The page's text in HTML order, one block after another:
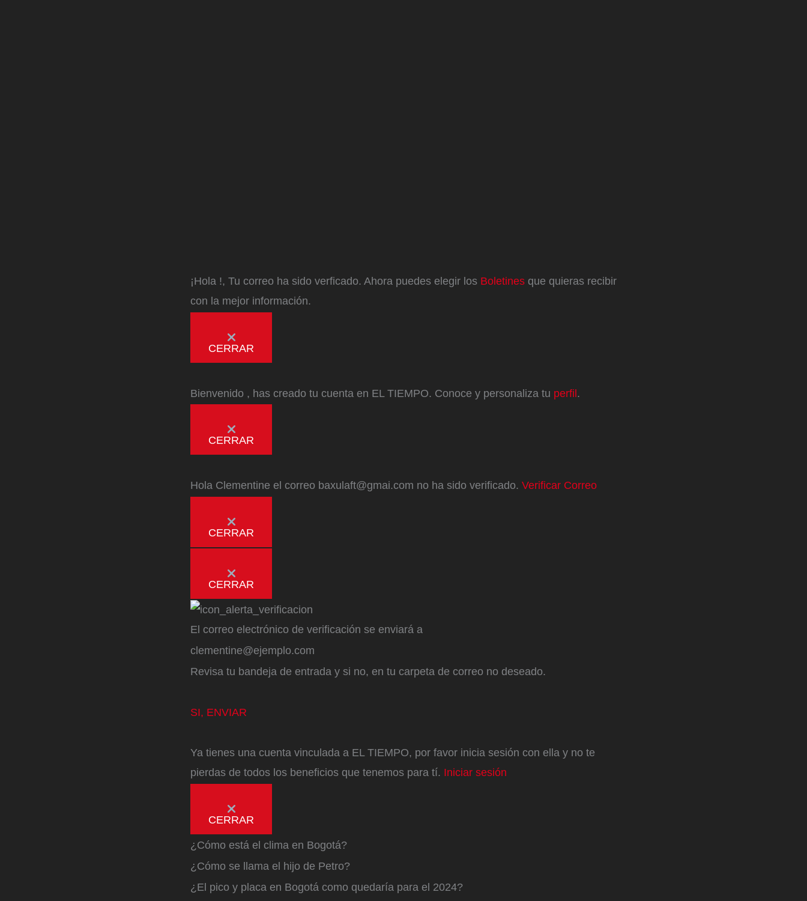
¡Hola !, Tu correo ha sido verficado. Ahora puedes elegir los Boletines que quieras recibir
con la mejor información.
CERRAR
Bienvenido , has creado tu cuenta en EL TIEMPO. Conoce y personaliza tu perfil.
CERRAR
Hola Clementine el correo baxulaft@gmai.com no ha sido verificado. Verificar Correo
CERRAR
CERRAR
El correo electrónico de verificación se enviará a
clementine@ejemplo.com
Revisa tu bandeja de entrada y si no, en tu carpeta de correo no deseado.
SI, ENVIAR
Ya tienes una cuenta vinculada a EL TIEMPO, por favor inicia sesión con ella y no te
pierdas de todos los beneficios que tenemos para tí. Iniciar sesión
CERRAR
¿Cómo está el clima en Bogotá?
¿Cómo se llama el hijo de Petro?
¿El pico y placa en Bogotá como quedaría para el 2024?